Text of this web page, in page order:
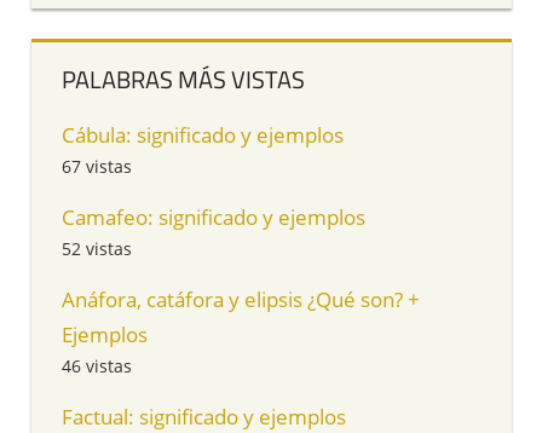
PALABRAS MÁS VISTAS
Cábula: significado y ejemplos
67 vistas
Camafeo: significado y ejemplos
52 vistas
Anáfora, catáfora y elipsis ¿Qué son? +
Ejemplos
46 vistas
Factual: significado y ejemplos